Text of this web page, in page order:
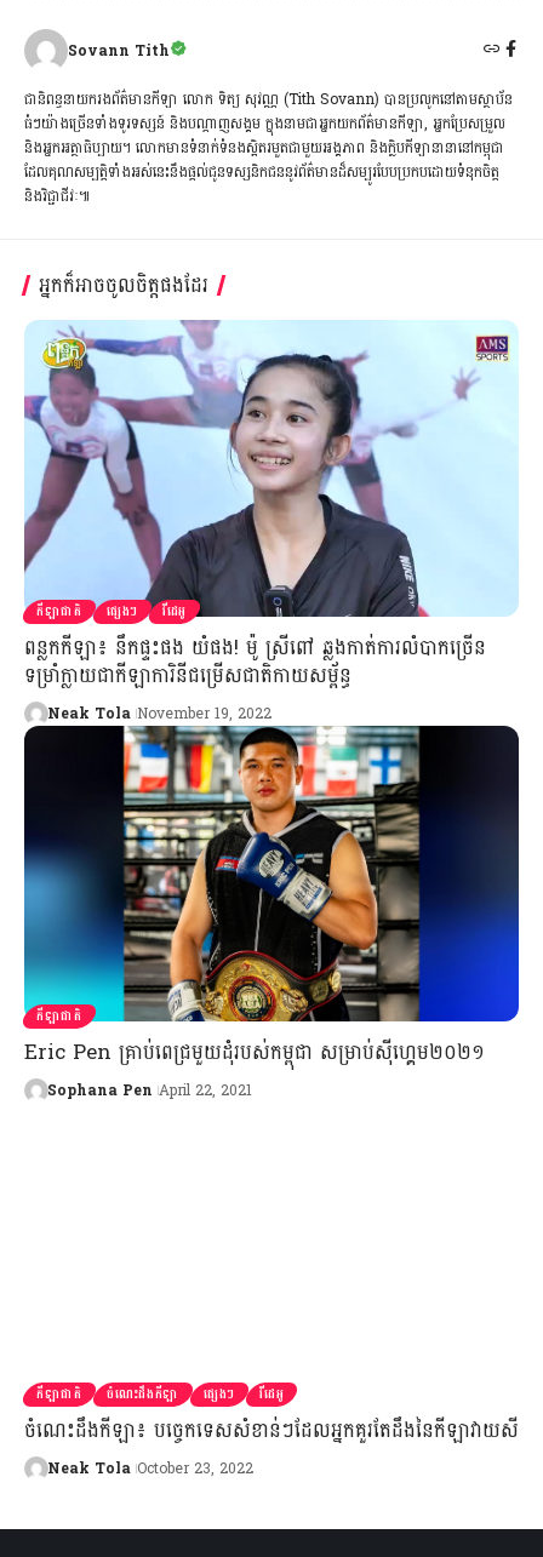
Sovann Tith
ជានិពន្ធនាយករងព័ត៌មានកីឡា លោក ទិត្យ សុវណ្ណ (Tith Sovann) បានប្រលូកនៅតាមស្ថាប័ន
ធំៗយ៉ាងច្រើនទាំងទូរទស្សន៍ និងបណ្ដាញសង្គម ក្នុងនាមជាអ្នកយកព័ត៌មានកីឡា, អ្នកប្រែសម្រួល
និងអ្នកអត្ថាធិប្បាយ។ លោកមានទំនាក់ទំនងស្អិតរមួតជាមួយអង្គភាព និងក្លិបកីឡានានានៅកម្ពុជា
ដែលគុណសម្បត្តិទាំងអស់នេះនឹងផ្ដល់ជូនទស្សនិកជននូវព័ត៌មានដ៏សម្បូរបែបប្រកបដោយទំនុកចិត្ត
និងវិជ្ជាជីវៈ៕
អ្នកក៏អាចចូលចិត្តផងដែរ
កីឡាជាតិ ផ្សេងៗ វីដេអូ
ពន្លកកីឡា៖ នឹកផ្ទះផង យំផង! ម៉ូ ស្រីពៅ ឆ្លងកាត់ការលំបាកច្រើន
ទម្រាំក្លាយជាកីឡាការិនីជម្រើសជាតិកាយសម្ព័ន្ធ
Neak Tola November 19, 2022
កីឡាជាតិ
Eric Pen គ្រាប់ពេជ្រមួយដុំរបស់កម្ពុជា សម្រាប់ស៊ីហ្គេម២០២១
Sophana Pen April 22, 2021
កីឡាជាតិ ចំណេះដឹងកីឡា ផ្សេងៗ វីដេអូ
ចំណេះដឹងកីឡា៖ បច្ចេកទេសសំខាន់ៗដែលអ្នកគួរតែដឹងនៃកីឡាវាយសី
Neak Tola October 23, 2022